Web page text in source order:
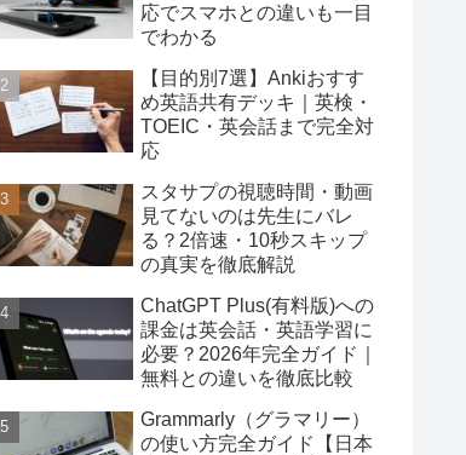
応でスマホとの違いも一目
でわかる
【目的別7選】Ankiおすす
め英語共有デッキ｜英検・
TOEIC・英会話まで完全対
応
スタサプの視聴時間・動画
見てないのは先生にバレ
る？2倍速・10秒スキップ
の真実を徹底解説
ChatGPT Plus(有料版)への
課金は英会話・英語学習に
必要？2026年完全ガイド｜
無料との違いを徹底比較
Grammarly（グラマリー）
の使い方完全ガイド【日本